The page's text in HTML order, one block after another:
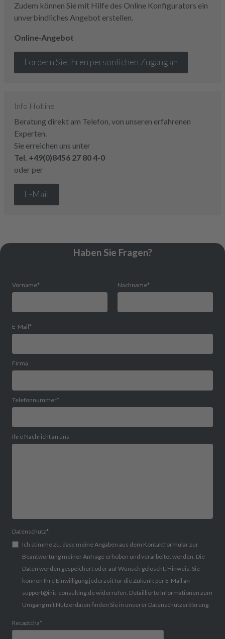
Zudem können Sie mit Hilfe des Online Konfigurators ein
unverbindliches Angebot erstellen.
Online-Angebot
Fordern Sie Ihren persönlichen Zugang an
Info Hotline
Beratung direkt am Telefon, von unseren erfahrenen
Experten.
Sie erreichen uns unter
Tel. +49(0)8456 27 80 4-0
oder per
E-Mail
Haben Sie Fragen?
Vorname* Nachname*
E-Mail*
Firma
Telefonnummer*
Ihre Nachricht an uns
Datenschutz*
Ich stimme zu, dass meine Angaben aus dem Kontaktformular zur
Beantwortung meiner Anfrage erhoben und verarbeitet werden. Die
Daten werden gespeichert oder auf Wunsch gelöscht. Hinweis: Sie
können Ihre Einwilligung jederzeit für die Zukunft per E-Mail an
support@init-consulting.de widerrufen. Detaillierte Informationen zum
Umgang mit Nutzerdaten finden Sie in unserer Datenschutzerklärung.
Recaptcha*